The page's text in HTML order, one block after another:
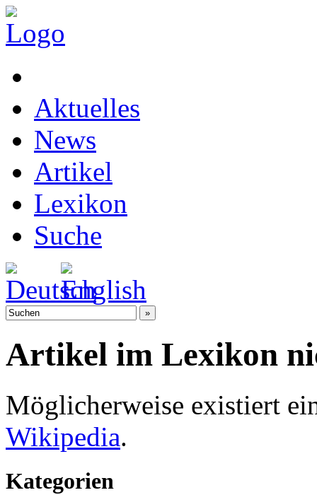
Aktuelles
News
Artikel
Lexikon
Suche
Artikel im Lexikon
Möglicherweise existiert
Wikipedia.
Kategorien